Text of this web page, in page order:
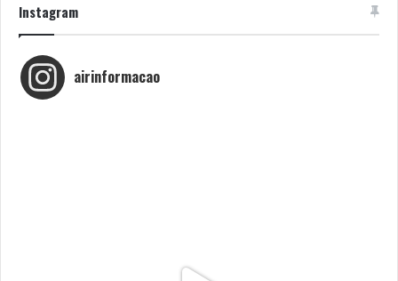
Instagram
airinformacao